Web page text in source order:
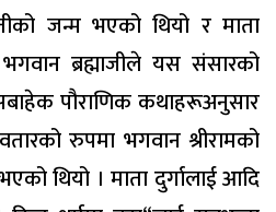
जन्म भएको थियो र माता
ब्रह्माजीले यस संसारको
पौराणिक कथाहरूअनुसार
रुपमा भगवान श्रीरामको
थियो । माता दुर्गालाई आदि